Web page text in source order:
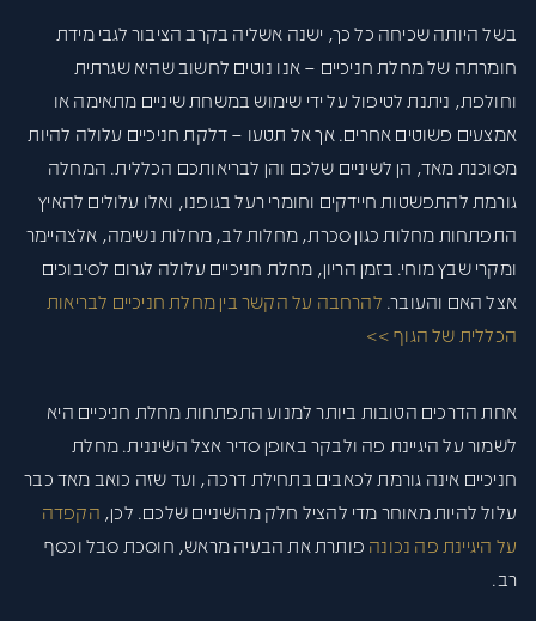
בשל היותה שכיחה כל כך, ישנה אשליה בקרב הציבור לגבי מידת
חומרתה של מחלת חניכיים – אנו נוטים לחשוב שהיא שגרתית
וחולפת, ניתנת לטיפול על ידי שימוש במשחת שיניים מתאימה או
אמצעים פשוטים אחרים. אך אל תטעו – דלקת חניכיים עלולה להיות
מסוכנת מאד, הן לשיניים שלכם והן לבריאותכם הכללית. המחלה
גורמת להתפשטות חיידקים וחומרי רעל בגופנו, ואלו עלולים להאיץ
התפתחות מחלות כגון סכרת, מחלות לב, מחלות נשימה, אלצהיימר
ומקרי שבץ מוחי. בזמן הריון, מחלת חניכיים עלולה לגרום לסיבוכים
אצל האם והעובר. להרחבה על הקשר בין מחלת חניכיים לבריאות
הכללית של הגוף >>
אחת הדרכים הטובות ביותר למנוע התפתחות מחלת חניכיים היא
לשמור על היגיינת פה ולבקר באופן סדיר אצל השיננית. מחלת
חניכיים אינה גורמת לכאבים בתחילת דרכה, ועד שזה כואב מאד כבר
עלול להיות מאוחר מדי להציל חלק מהשיניים שלכם. לכן, הקפדה
על היגיינת פה נכונה פותרת את הבעיה מראש, חוסכת סבל וכסף
רב.